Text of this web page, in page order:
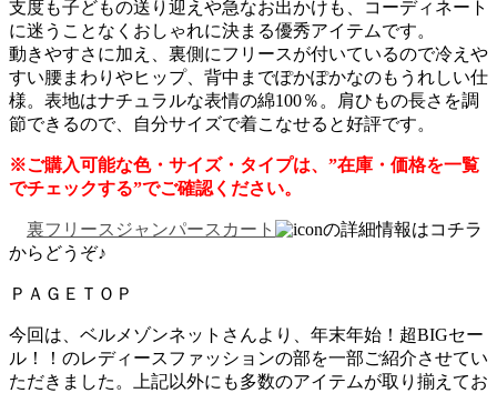
支度も子どもの送り迎えや急なお出かけも、コーディネート
に迷うことなくおしゃれに決まる優秀アイテムです。
動きやすさに加え、裏側にフリースが付いているので冷えや
すい腰まわりやヒップ、背中までぽかぽかなのもうれしい仕
様。表地はナチュラルな表情の綿100％。肩ひもの長さを調
節できるので、自分サイズで着こなせると好評です。
※ご購入可能な色・サイズ・タイプは、”在庫・価格を一覧
でチェックする”でご確認ください。
裏フリースジャンパースカート
の詳細情報はコチラ
からどうぞ♪
ＰＡＧＥＴＯＰ
今回は、ベルメゾンネットさんより、年末年始！超BIGセー
ル！！のレディースファッションの部を一部ご紹介させてい
ただきました。上記以外にも多数のアイテムが取り揃えてお